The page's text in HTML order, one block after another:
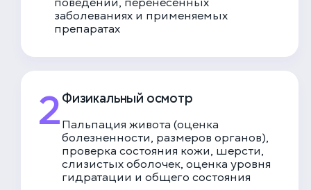
заболеваниях и применяемых
препаратах
2Физикальный осмотр
Пальпация живота (оценка
болезненности, размеров органов),
проверка состояния кожи, шерсти,
слизистых оболочек, оценка уровня
гидратации и общего состояния